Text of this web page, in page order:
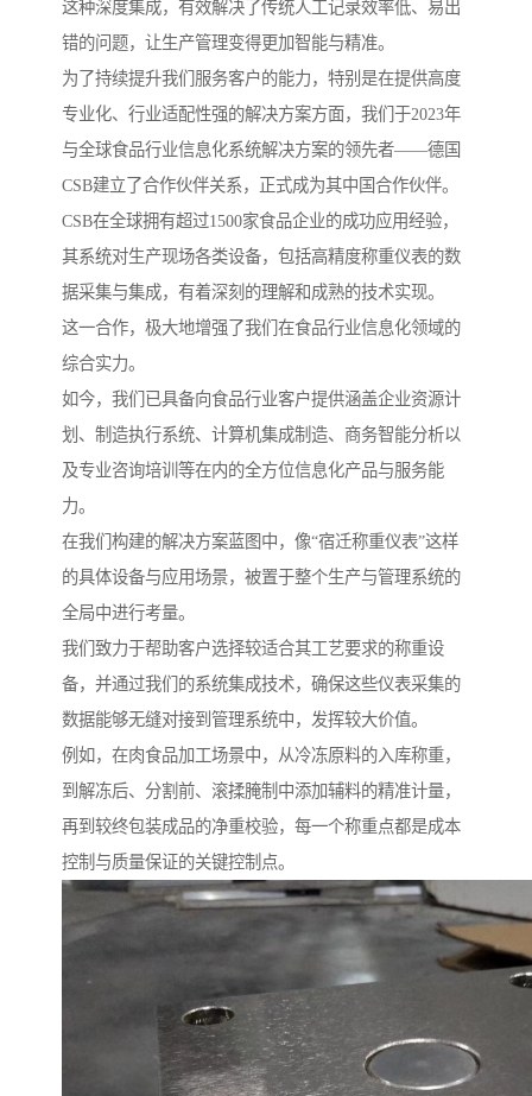
这种深度集成，有效解决了传统人工记录效率低、易出
错的问题，让生产管理变得更加智能与精准。
为了持续提升我们服务客户的能力，特别是在提供高度
专业化、行业适配性强的解决方案方面，我们于2023年
与全球食品行业信息化系统解决方案的领先者——德国
CSB建立了合作伙伴关系，正式成为其中国合作伙伴。
CSB在全球拥有超过1500家食品企业的成功应用经验，
其系统对生产现场各类设备，包括高精度称重仪表的数
据采集与集成，有着深刻的理解和成熟的技术实现。
这一合作，极大地增强了我们在食品行业信息化领域的
综合实力。
如今，我们已具备向食品行业客户提供涵盖企业资源计
划、制造执行系统、计算机集成制造、商务智能分析以
及专业咨询培训等在内的全方位信息化产品与服务能
力。
在我们构建的解决方案蓝图中，像“宿迁称重仪表”这样
的具体设备与应用场景，被置于整个生产与管理系统的
全局中进行考量。
我们致力于帮助客户选择较适合其工艺要求的称重设
备，并通过我们的系统集成技术，确保这些仪表采集的
数据能够无缝对接到管理系统中，发挥较大价值。
例如，在肉食品加工场景中，从冷冻原料的入库称重，
到解冻后、分割前、滚揉腌制中添加辅料的精准计量，
再到较终包装成品的净重校验，每一个称重点都是成本
控制与质量保证的关键控制点。